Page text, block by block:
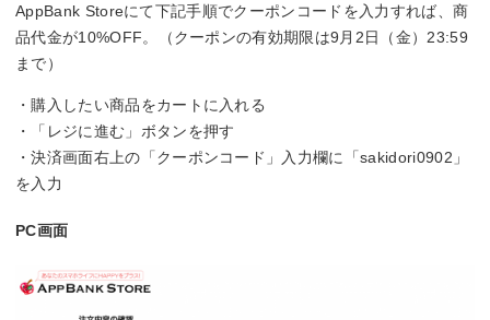
AppBank Storeにて下記手順でクーポンコードを入力すれば、商
品代金が10%OFF。（クーポンの有効期限は9月2日（金）23:59
まで）
・購入したい商品をカートに入れる
・「レジに進む」ボタンを押す
・決済画面右上の「クーポンコード」入力欄に「sakidori0902」
を入力
PC画面